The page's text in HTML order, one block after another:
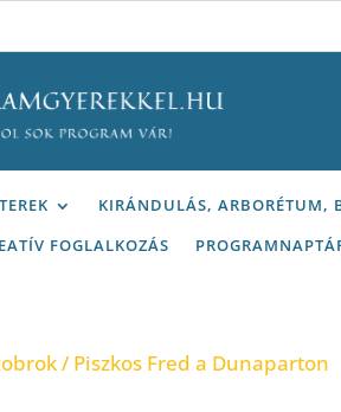
KIRÁNDULÁS, ARBORÉTUM,
FOGLALKOZÁS
/ Piszkos Fred a Dunaparton